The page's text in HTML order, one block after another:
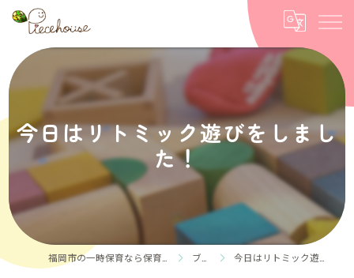
今日はリトミック遊びをしまし
た！
ブログ 今日はリトミック遊びをしました！